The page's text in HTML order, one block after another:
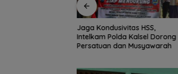
Erick Thohir Janjikan Evaluasi
Usai Indonesia Tersingkir